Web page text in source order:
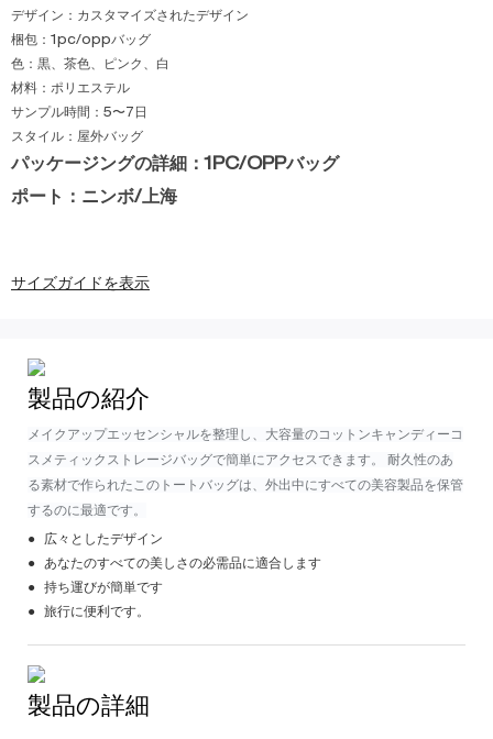
デザイン：カスタマイズされたデザイン
梱包：1pc/oppバッグ
色：黒、茶色、ピンク、白
材料：ポリエステル
サンプル時間：5〜7日
スタイル：屋外バッグ
パッケージングの詳細：1PC/OPPバッグ
ポート：ニンボ/上海
サイズガイドを表示
製品の紹介
メイクアップエッセンシャルを整理し、大容量のコットンキャンディーコ
スメティックストレージバッグで簡単にアクセスできます。 耐久性のあ
る素材で作られたこのトートバッグは、外出中にすべての美容製品を保管
するのに最適です。
● 広々としたデザイン
● あなたのすべての美しさの必需品に適合します
● 持ち運びが簡単です
● 旅行に便利です。
製品の詳細